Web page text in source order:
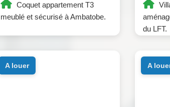
Coquet appartement T3
meublé et sécurisé à Ambatobe.
du LFT.
a louer a